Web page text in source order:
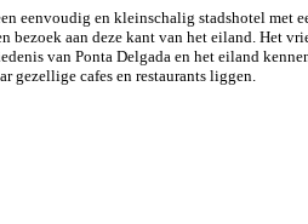
eenvoudig en kleinschalig stadshotel met
bezoek aan deze kant van het eiland. Het
van Ponta Delgada en het eiland
gezellige cafes en restaurants liggen.